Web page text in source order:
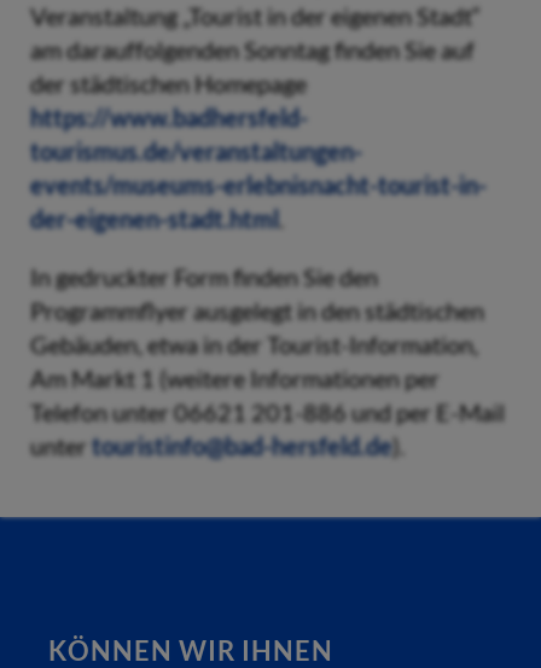
Veranstaltung „Tourist in der eigenen Stadt“
am darauffolgenden Sonntag finden Sie auf
der städtischen Homepage
https://www.badhersfeld-
tourismus.de/veranstaltungen-
events/museums-erlebnisnacht-tourist-in-
der-eigenen-stadt.html
In gedruckter Form finden Sie den
Programmflyer ausgelegt in den städtischen
Gebäuden, etwa in der Tourist-Information,
Am Markt 1 (weitere Informationen per
Telefon unter 06621 201-886 und per E-Mail
unter touristinfo@bad-hersfeld.de).
KÖNNEN WIR IHNEN